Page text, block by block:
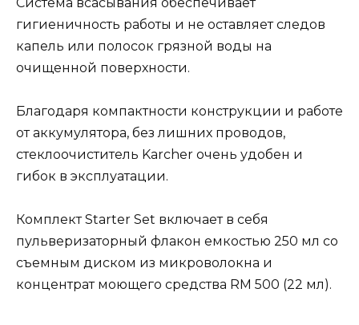
гигиеничность работы и не оставляет следов
капель или полосок грязной воды на
очищенной поверхности.
Благодаря компактности конструкции и работе
от аккумулятора, без лишних проводов,
стеклоочиститель Karcher очень удобен и
гибок в эксплуатации.
Комплект Starter Set включает в себя
пульверизаторный флакон емкостью 250 мл со
съемным диском из микроволокна и
концентрат моющего средства RM 500 (22 мл).